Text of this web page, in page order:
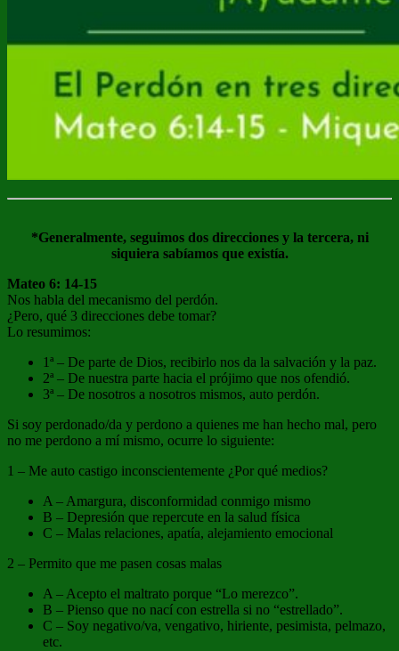
*Generalmente, seguimos dos direcciones y la tercera, ni
siquiera sabíamos que existía.
Mateo 6: 14-15
Nos habla del mecanismo del perdón.
¿Pero, qué 3 direcciones debe tomar?
Lo resumimos:
1ª – De parte de Dios, recibirlo nos da la salvación y la paz.
2ª – De nuestra parte hacia el prójimo que nos ofendió.
3ª – De nosotros a nosotros mismos, auto perdón.
Si soy perdonado/da y perdono a quienes me han hecho mal, pero
no me perdono a mí mismo, ocurre lo siguiente:
1 – Me auto castigo inconscientemente ¿Por qué medios?
A – Amargura, disconformidad conmigo mismo
B – Depresión que repercute en la salud física
C – Malas relaciones, apatía, alejamiento emocional
2 – Permito que me pasen cosas malas
A – Acepto el maltrato porque “Lo merezco”.
B – Pienso que no nací con estrella si no “estrellado”.
C – Soy negativo/va, vengativo, hiriente, pesimista, pelmazo,
etc.